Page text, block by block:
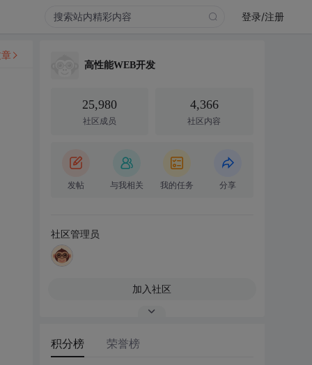
登录/注册
高性能WEB开发
25,980
社区成员
4,366
社区内容
发帖 与我相关 我的任务 分享
社区管理员
加入社区
积分榜 荣誉榜